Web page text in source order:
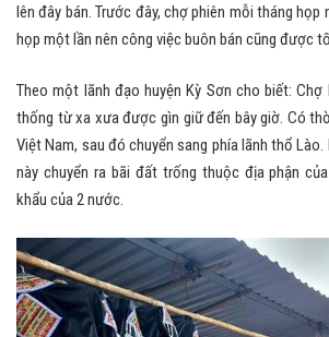
lên đây bán. Trước đây, chợ phiên mỗi tháng
họp một lần nên công việc buôn bán cũng được
Theo một lãnh đạo huyện Kỳ Sơn cho biết:
thống từ xa xưa được gìn giữ đến bây giờ. Có
Việt Nam, sau đó chuyển sang phía lãnh thổ
này chuyển ra bãi đất trống thuộc địa phận
khẩu của 2 nước.